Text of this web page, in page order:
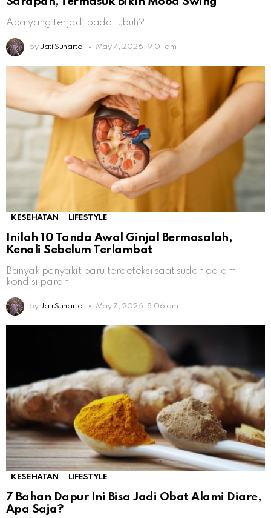
Apa yang terjadi pada tubuh?
by Jati Sunarto May 7, 2026, 9:01 am
KESEHATAN LIFESTYLE
Inilah 10 Tanda Awal Ginjal Bermasalah,
Kenali Sebelum Terlambat
Banyak penyakit baru terdeteksi saat sudah dalam
kondisi parah
by Jati Sunarto May 7, 2026, 8:06 am
KESEHATAN LIFESTYLE
7 Bahan Dapur Ini Bisa Jadi Obat Alami Diare,
Apa Saja?